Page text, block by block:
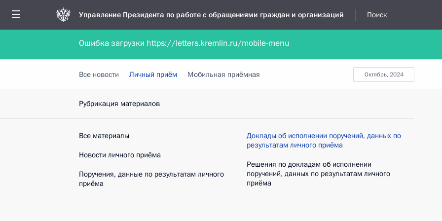
Управление Президента по работе с обращениями граждан и организаций Поиск
Обратиться в форме электронного документа Обратиться в устной форме
октябрь, 2024
Все новости Личный приём Мобильная приёмная
Рубрикация материалов
Все материалы
Новости личного приёма
Поручения, данные по результатам личного
приёма
Доклады об исполнении поручений, данных по
результатам личного приёма
Решения по докладам об исполнении
поручений, данных по результатам личного
приёма
Ошибка загрузки https://letters.kremlin.ru/mobile-menu